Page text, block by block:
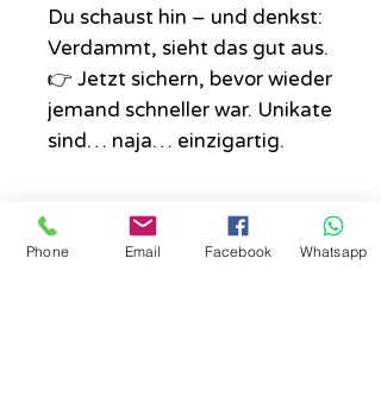
Du schaust hin – und denkst:
Verdammt, sieht das gut aus.
👉 Jetzt sichern, bevor wieder
jemand schneller war. Unikate
sind… naja… einzigartig.
Im Preis inklusive sind immer die
Phone Email Facebook Whatsapp